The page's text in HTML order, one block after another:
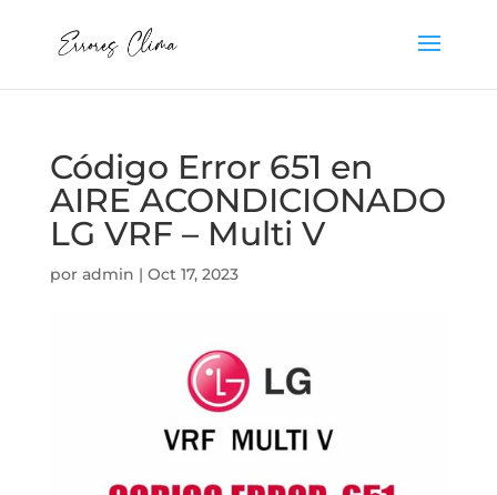
Código Error 651 en
AIRE ACONDICIONADO
LG VRF – Multi V
por admin | Oct 17, 2023